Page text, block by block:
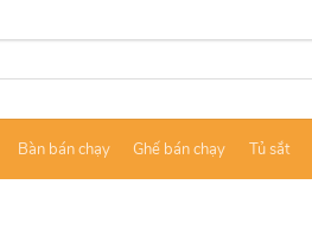
Bàn bán chạy Ghế bán chạy Tủ sắt